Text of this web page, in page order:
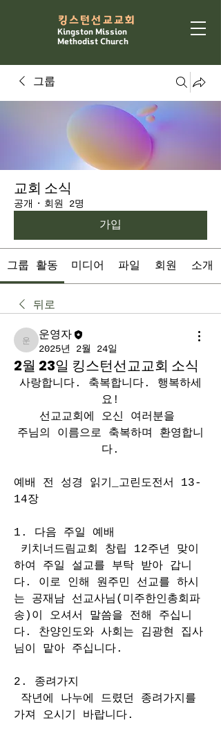
​킹스턴선교교회
Kingston Mission
Methodist Church
그룹
교회 소식
공개 · 회원 2명
가입
그룹 활동 미디어 파일 회원 소개
뒤로
운영자
운영자
2025년 2월 24일
2월 23일 킹스턴선교교회 소식
사랑합니다. 축복합니다. 행복하세
요!
선교교회에 오신 여러분을
주님의 이름으로 축복하며 환영합니
다.
예배 전 성경 읽기_고린도전서 13-
14장
1. 다음 주일 예배
키치너드림교회 창립 12주년 맞이
하여 주일 설교를 부탁 받아 갑니
다. 이로 인해 원주민 선교를 하시
는 공재남 선교사님(미주한인총회파
송)이 오셔서 말씀을 전해 주십니
다. 찬양인도와 사회는 김광현 집사
님이 맡아 주십니다.
2. 종려가지
작년에 나누에 드렸던 종려가지를
가져 오시기 바랍니다.